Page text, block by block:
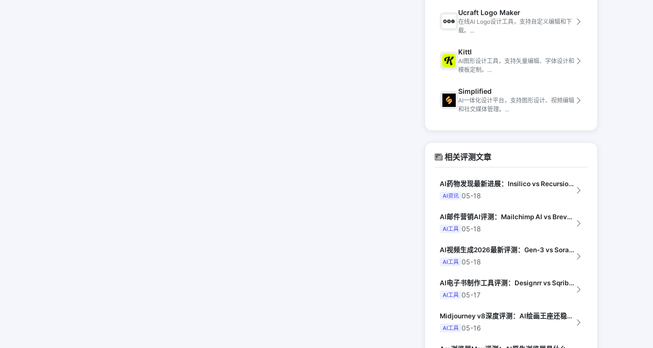
Ucraft Logo Maker
在线AI Logo设计工具，支持自定义编辑和下
载。...
Kittl
AI图形设计工具，支持矢量编辑、字体设计和
模板定制。...
Simplified
AI一体化设计平台，支持图形设计、视频编辑
和社交媒体管理。...
相关评测文章
AI药物发现最新进展：Insilico vs Recursion vs Isom...
AI资讯 05-18
AI邮件营销AI评测：Mailchimp AI vs Brevo AI vs K...
AI工具 05-18
AI视频生成2026最新评测：Gen-3 vs Sora vs Kling vs...
AI工具 05-18
AI电子书制作工具评测：Designrr vs Sqribble vs Vell...
AI工具 05-17
Midjourney v8深度评测：AI绘画王座还稳吗（Digital Arts...
AI工具 05-16